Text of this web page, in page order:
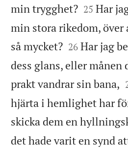
min trygghet?
25 Har
min stora rikedom,
så mycket?
26 Har jag
dess glans, eller månen
prakt vandrar sin bana,
hjärta i hemlighet har
skicka dem en
det hade varit en synd